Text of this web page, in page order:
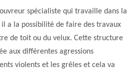
spécialiste qui travaille dans la
il a la possibilité de faire des travaux
de toit ou du velux. Cette structure
aux différentes agressions
violents et les grêles et cela va